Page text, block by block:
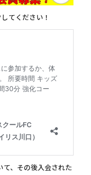
てください！
て、その後入会された